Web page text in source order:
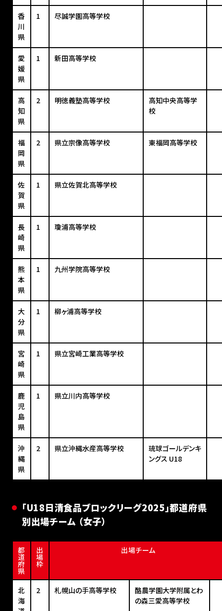
香
川
県
1 尽誠学園高等学校
愛
媛
県
1 新田高等学校
高
知
県
2 明徳義塾高等学校
高知中央高等学
校
福
岡
県
2 県立宗像高等学校 東福岡高等学校
佐
賀
県
1 県立佐賀北高等学校
長
崎
県
1 瓊浦高等学校
熊
本
県
1 九州学院高等学校
大
分
県
1 柳ヶ浦高等学校
宮
崎
県
1 県立宮崎工業高等学校
鹿
児
島
県
1 県立川内高等学校
沖
縄
県
2 県立沖縄水産高等学校
琉球ゴールデンキ
ングス U18
「U18日清食品ブロックリーグ2025」都道府県
別出場チーム （女子）
都
道
府
県
出
場
枠
出場チーム
北
海
2 札幌山の手高等学校
酪農学園大学附属とわ
の森三愛高等学校